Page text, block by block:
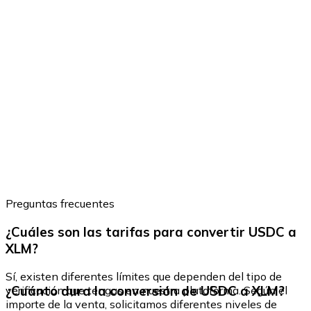
Preguntas frecuentes
¿Cuáles son las tarifas para convertir USDC a
XLM?
Sí, existen diferentes límites que dependen del tipo de
verificación que tengas en nuestra plataforma. Según el
importe de la venta, solicitamos diferentes niveles de
¿Cuánto dura la conversión de USDC a XLM?